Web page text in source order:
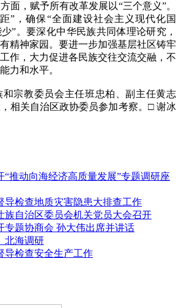
面，赋予所有改革发展以“三个意义”。
”，确保“全面建设社会主义现代化国
”。要深化中华民族共同体理论研究，
精神家园。要进一步加强基层社区铸牢
作，大力促进各民族交往交流交融，不
力和水平。
教委员会主任班忠柏、副主任黄志
相关自治区政协委员参加考察。□ 谢冰
“推动向海经济高质量发展”专题调研座
导检查地质灾害隐患大排查工作
族自治区委员会机关党员大会召开
专题协商会 孙大伟出席并讲话
北海调研
导检查安全生产工作